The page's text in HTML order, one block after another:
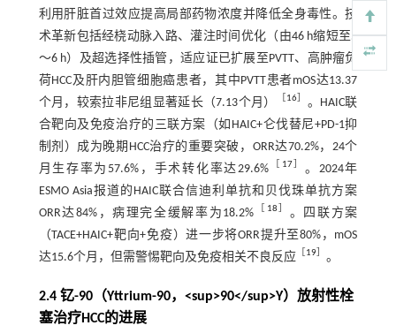
利用肝脏首过效应提高局部药物浓度并降低全身毒性。技
术革新包括经桡动脉入路、灌注时间优化（由46 h缩短至5
～6 h）及超选择性插管，适应证已扩展至PVTT、高肿瘤负
荷HCC及肝内胆管细胞癌患者，其中PVTT患者mOS达13.37
个月，较索拉非尼组显著延长（7.13个月）
［16］ 。HAIC联
合靶向及免疫治疗的三联方案（如HAIC+仑伐替尼+PD-1抑
制剂）成为晚期HCC治疗的重要突破，ORR达70.2%，24个
月生存率为57.6%，手术转化率达29.6% ［ 17］ 。2024年
ESMO Asia报道的HAIC联合信迪利单抗和贝伐珠单抗方案
ORR达84%，病理完全缓解率为18.2% ［ 18］ 。四联方案
（TACE+HAIC+靶向+免疫）进一步将ORR提升至80%，mOS
达15.6个月，但需警惕靶向及免疫相关不良反应［19］ 。
2.4 钇-90（Yttrium-90，<sup>90</sup>Y）放射性栓
塞治疗HCC的进展